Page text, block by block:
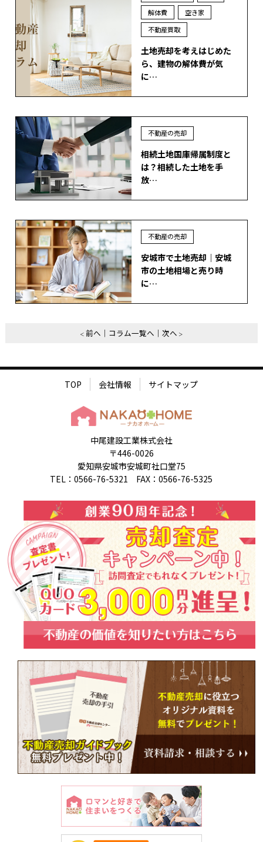
解体費
空き家
不動産買取
土地売却を考えはじめた
ら、建物の解体費が気
に…
不動産の売却
相続土地国庫帰属制度と
は？相続した土地を手
放…
不動産の売却
安城市で土地売却｜安城
市の土地相場と売り時
に…
前へ コラム一覧へ 次へ
TOP 会社情報 サイトマップ
中尾建設工業株式会社
〒446-0026
愛知県安城市安城町社口堂75
TEL：0566-76-5321 FAX：0566-76-5325